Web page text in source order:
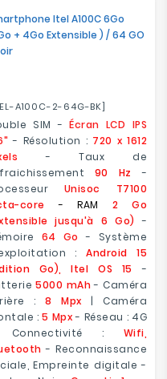
Itel A100C 6Go
+ 4Go Extensible ) / 64 GO
A100C-2-64G-BK]
SIM -Écran LCD IPS
- Résolution : 720 x 1612
- Taux de
90 Hz -
Unisoc T7100
core
- RAM
2 Go
jusqu'à 6 Go) -
64 Go - Système
:Android 15
Go), Itel OS 15
-
5000 mAh- Caméra
: 8 Mpx | Caméra
:5 Mpx- Réseau : 4G
: Wifi,
- Reconnaissance
Empreinte digitale -